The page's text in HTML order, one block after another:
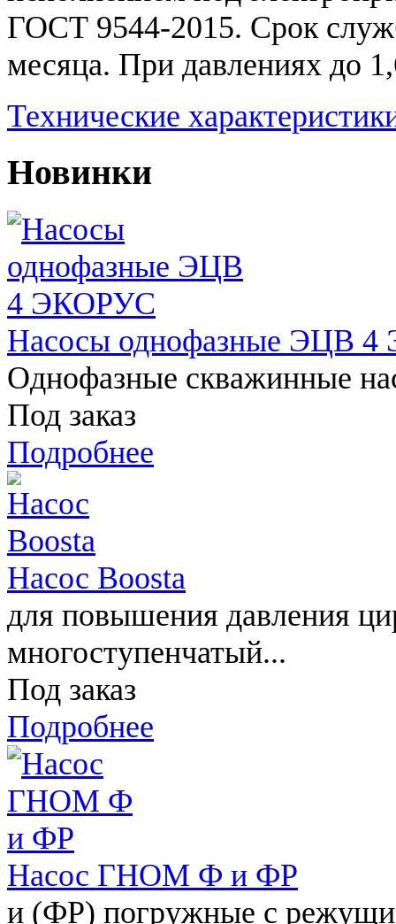
ГОСТ 9544-2015. Срок
месяца. При давлениях до
Технические
Новинки
Насосы однофазные ЭЦВ
Однофазные скважинные
Под заказ
Подробнее
Насос Boosta
для повышения давления
многоступенчатый...
Под заказ
Подробнее
Насос ГНОМ Ф и ФР
и (ФР) погружные с